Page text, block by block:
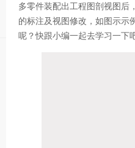
多零件装配出工程图剖视图后
的标注及视图修改，如图示示
呢？快跟小编一起去学习一下